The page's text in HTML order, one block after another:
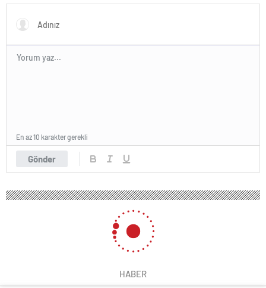
kilometreye yükselttik
Gönder
En az 10 karakter gerekli